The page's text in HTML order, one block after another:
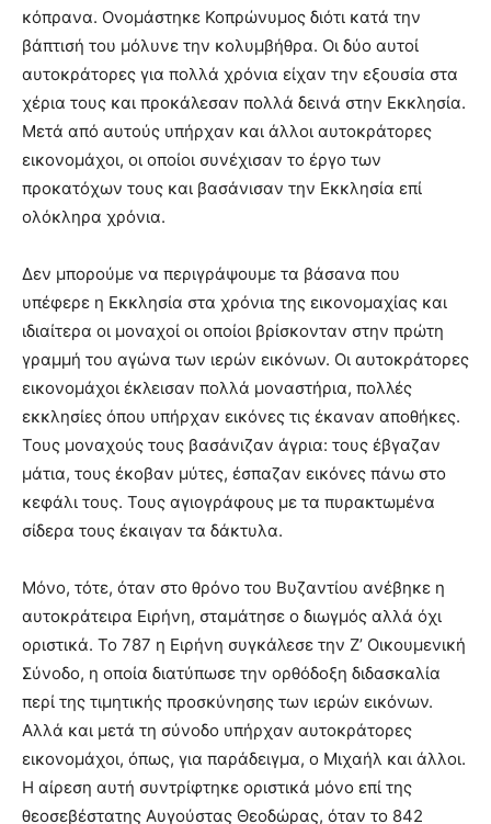
κόπρανα. Ονομάστηκε Κοπρώνυμος διότι κατά την
βάπτισή του μόλυνε την κολυμβήθρα. Οι δύο αυτοί
αυτοκράτορες για πολλά χρόνια είχαν την εξουσία στα
χέρια τους και προκάλεσαν πολλά δεινά στην Εκκλησία.
Μετά από αυτούς υπήρχαν και άλλοι αυτοκράτορες
εικονομάχοι, οι οποίοι συνέχισαν το έργο των
προκατόχων τους και βασάνισαν την Εκκλησία επί
ολόκληρα χρόνια.
Δεν μπορούμε να περιγράψουμε τα βάσανα που
υπέφερε η Εκκλησία στα χρόνια της εικονομαχίας και
ιδιαίτερα οι μοναχοί οι οποίοι βρίσκονταν στην πρώτη
γραμμή του αγώνα των ιερών εικόνων. Οι αυτοκράτορες
εικονομάχοι έκλεισαν πολλά μοναστήρια, πολλές
εκκλησίες όπου υπήρχαν εικόνες τις έκαναν αποθήκες.
Τους μοναχούς τους βασάνιζαν άγρια: τους έβγαζαν
μάτια, τους έκοβαν μύτες, έσπαζαν εικόνες πάνω στο
κεφάλι τους. Τους αγιογράφους με τα πυρακτωμένα
σίδερα τους έκαιγαν τα δάκτυλα.
Μόνο, τότε, όταν στο θρόνο του Βυζαντίου ανέβηκε η
αυτοκράτειρα Ειρήνη, σταμάτησε ο διωγμός αλλά όχι
οριστικά. Το 787 η Ειρήνη συγκάλεσε την Ζ’ Οικουμενική
Σύνοδο, η οποία διατύπωσε την ορθόδοξη διδασκαλία
περί της τιμητικής προσκύνησης των ιερών εικόνων.
Αλλά και μετά τη σύνοδο υπήρχαν αυτοκράτορες
εικονομάχοι, όπως, για παράδειγμα, ο Μιχαήλ και άλλοι.
Η αίρεση αυτή συντρίφτηκε οριστικά μόνο επί της
θεοσεβέστατης Αυγούστας Θεοδώρας, όταν το 842